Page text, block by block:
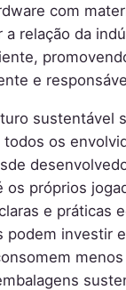
com
a relação da
e
sustentável
os
os próprios
e práticas
podem investir